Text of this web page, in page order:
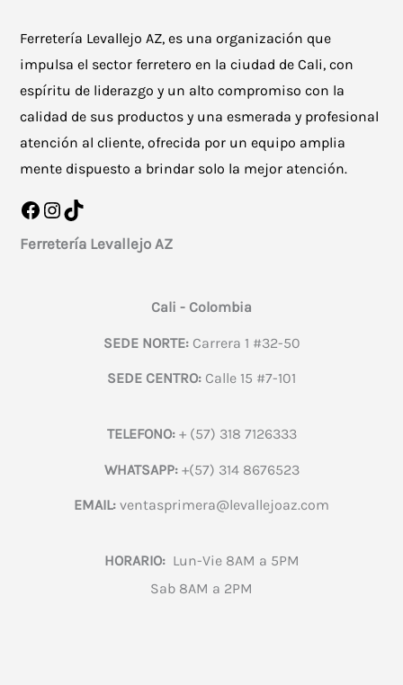
Ferretería Levallejo AZ, es una organización que
impulsa el sector ferretero en la ciudad de Cali, con
espíritu de liderazgo y un alto compromiso con la
calidad de sus productos y una esmerada y profesional
atención al cliente, ofrecida por un equipo amplia
mente dispuesto a brindar solo la mejor atención.
Facebook
Instagram
TikTok
Ferretería Levallejo AZ
Cali - Colombia
SEDE NORTE:Carrera 1 #32-50
SEDE CENTRO: Calle 15 #7-101
TELEFONO:+ (57) 318 7126333
WHATSAPP:+(57) 314 8676523
EMAIL: ventasprimera@levallejoaz.com
HORARIO:Lun-Vie 8AM a 5PM
Sab 8AM a 2PM